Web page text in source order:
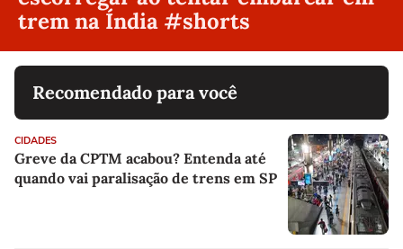
trem na Índia #shorts
Recomendado para você
CIDADES
Greve da CPTM acabou? Entenda até
quando vai paralisação de trens em SP